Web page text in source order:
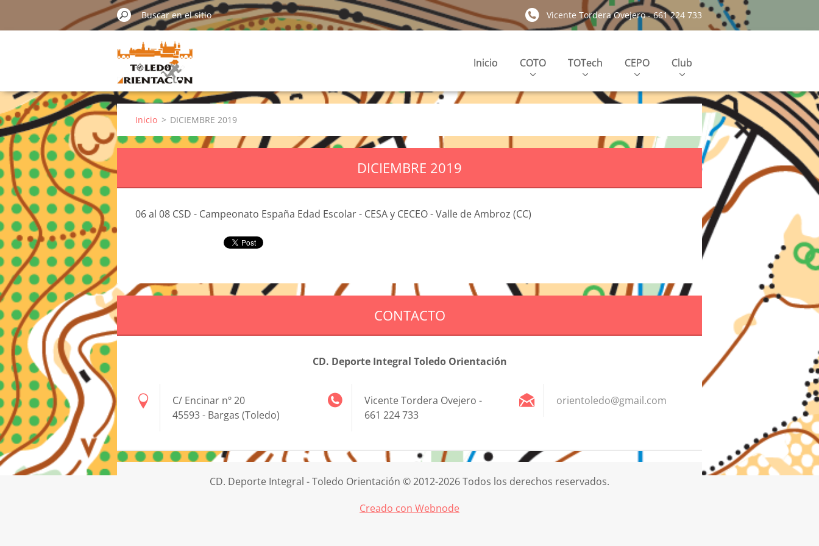
Vicente Tordera Ovejero - 661 224 733
Inicio COTO TOTech CEPO Club
Inicio > DICIEMBRE 2019
DICIEMBRE 2019
06 al 08 CSD - Campeonato España Edad Escolar - CESA y CECEO - Valle de Ambroz (CC)
CONTACTO
CD. Deporte Integral Toledo Orientación
C/ Encinar nº 20
45593 - Bargas (Toledo)
Vicente Tordera Ovejero -
661 224 733
orientoledo@gmail.com
CD. Deporte Integral - Toledo Orientación © 2012-2026 Todos los derechos reservados.
Creado con Webnode